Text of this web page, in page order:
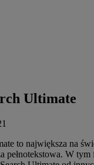
Ultimate
to największa na
pełnotekstowa. W